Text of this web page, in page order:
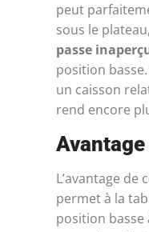
peut
sous le plateau,
passe
position
un caisson
rend encore
L’avantage de
permet à la
position basse